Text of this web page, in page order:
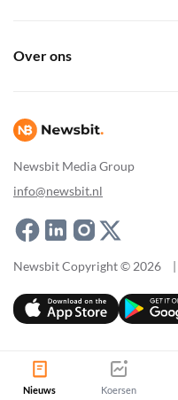
Newsbit Media Group
info@newsbit.nl
Over ons
Newsbit Copyright © 2026 |
Nieuws Koersen